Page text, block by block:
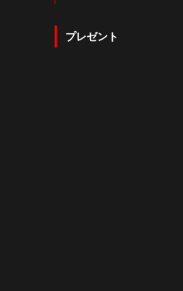
プレゼント